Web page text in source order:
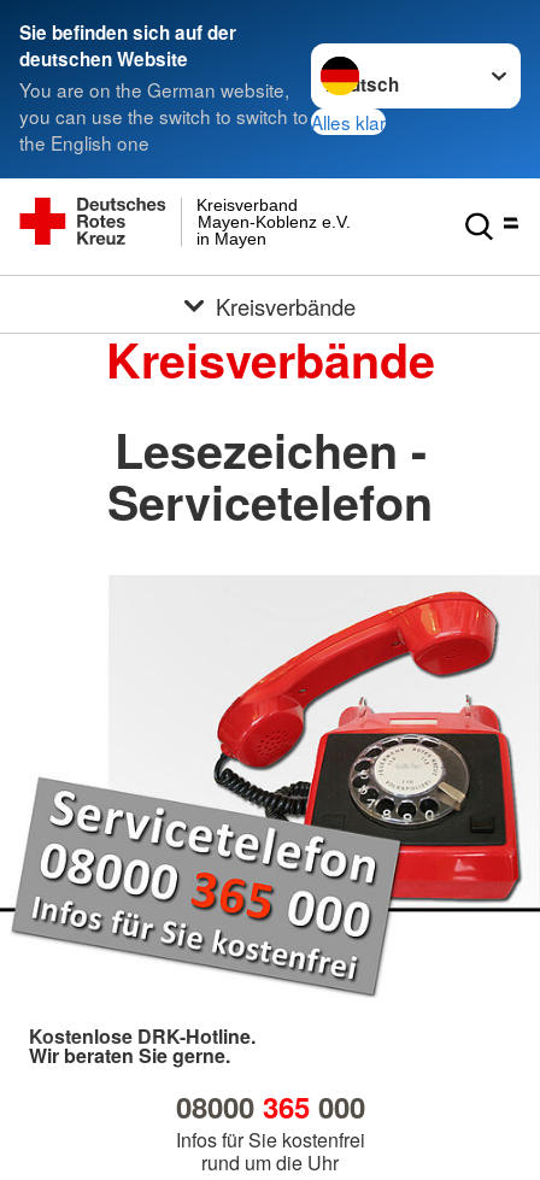
Sie befinden sich auf der
deutschen Website
You are on the German website,
you can use the switch to switch to
the English one
Sprache wechseln zu
Alles klar
in Mayen
Mayen-Koblenz e.V.
Kreisverband
Kreisverbände
Kreisverbände
Lesezeichen -
Servicetelefon
Kostenlose DRK-Hotline.
Wir beraten Sie gerne.
08000 365000
Infos für Sie kostenfrei
rund um die Uhr